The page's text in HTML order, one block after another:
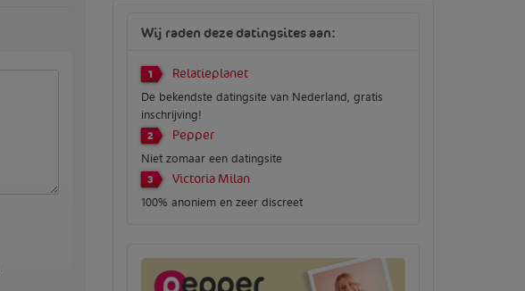
Wij raden deze datingsites aan:
1 Relatieplanet
De bekendste datingsite van Nederland, gratis
inschrijving!
2 Pepper
Niet zomaar een datingsite
3 Victoria Milan
100% anoniem en zeer discreet